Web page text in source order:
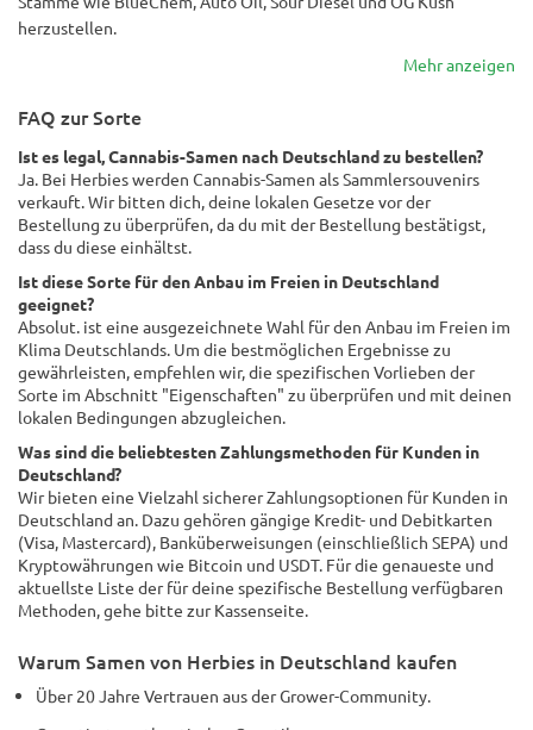
herzustellen.
Mehr anzeigen
FAQ zur Sorte
Ist es legal, Cannabis-Samen nach Deutschland zu bestellen?
Ja. Bei Herbies werden Cannabis-Samen als Sammlersouvenirs
verkauft. Wir bitten dich, deine lokalen Gesetze vor der
Bestellung zu überprüfen, da du mit der Bestellung bestätigst,
dass du diese einhältst.
Ist diese Sorte für den Anbau im Freien in Deutschland
geeignet?
Absolut. ist eine ausgezeichnete Wahl für den Anbau im Freien im
Klima Deutschlands. Um die bestmöglichen Ergebnisse zu
gewährleisten, empfehlen wir, die spezifischen Vorlieben der
Sorte im Abschnitt "Eigenschaften" zu überprüfen und mit deinen
lokalen Bedingungen abzugleichen.
Was sind die beliebtesten Zahlungsmethoden für Kunden in
Deutschland?
Wir bieten eine Vielzahl sicherer Zahlungsoptionen für Kunden in
Deutschland an. Dazu gehören gängige Kredit- und Debitkarten
(Visa, Mastercard), Banküberweisungen (einschließlich SEPA) und
Kryptowährungen wie Bitcoin und USDT. Für die genaueste und
aktuellste Liste der für deine spezifische Bestellung verfügbaren
Methoden, gehe bitte zur Kassenseite.
Warum Samen von Herbies in Deutschland kaufen
Über 20 Jahre Vertrauen aus der Grower-Community.